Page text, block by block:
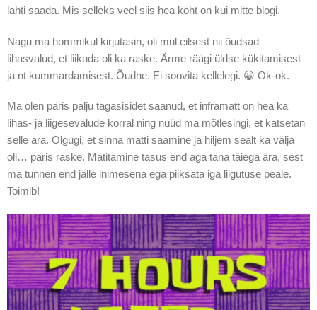
lahti saada. Mis selleks veel siis hea koht on kui mitte blogi.
Nagu ma hommikul kirjutasin, oli mul eilsest nii õudsad
lihasvalud, et liikuda oli ka raske. Ärme räägi üldse kükitamisest
ja nt kummardamisest. Õudne. Ei soovita kellelegi. 😀 Ok-ok.
Ma olen päris palju tagasisidet saanud, et inframatt on hea ka
lihas- ja liigesevalude korral ning nüüd ma mõtlesingi, et katsetan
selle ära. Olgugi, et sinna matti saamine ja hiljem sealt ka välja
oli… päris raske. Matitamine tasus end aga täna täiega ära, sest
ma tunnen end jälle inimesena ega piiksata iga liigutuse peale.
Toimib!